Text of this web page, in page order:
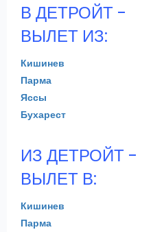
В ДЕТРОЙТ -
ВЫЛЕТ ИЗ:
Кишинев
Парма
Яссы
Бухарест
ИЗ ДЕТРОЙТ -
ВЫЛЕТ В:
Кишинев
Парма